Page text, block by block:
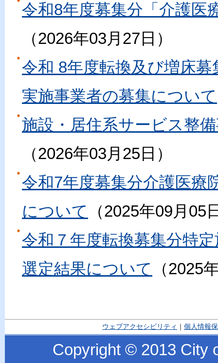
令和8年度募集分「介護医
2026年03月27日
令和 8年度転換及び増床
実施事業者の募集について
施設・居住系サービス整
2026年03月25日
令和7年度募集分介護医
について
2025年09月05
令和７年度転換募集分特
選定結果について
2025
ウェブアクセシビリティ 個人情報
Copyright © 2013 City